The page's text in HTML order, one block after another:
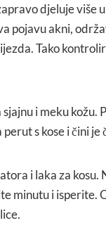
djeluje više
pojavu akni,
Tako
i meku kožu.
s kose i čini je
i laka za kosu.
minutu i isperite.